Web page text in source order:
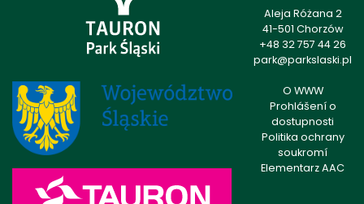
Aleja Różana 2
41-501 Chorzów
+48 32 757 44 26
park@parkslaski.pl
O WWW
Prohlášení o
dostupnosti
Politika ochrany
soukromí
Elementarz AAC